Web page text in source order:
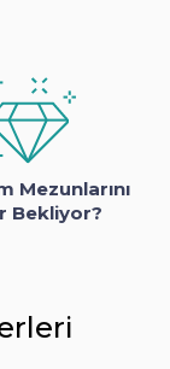
Mezunlarını
Bekliyor?